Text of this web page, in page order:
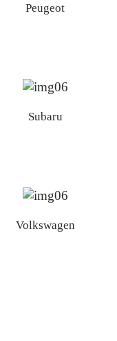
Peugeot
Subaru
Volkswagen